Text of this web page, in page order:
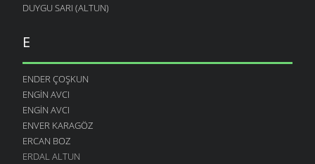
DUYGU SARI (ALTUN)
E
ENDER ÇOŞKUN
ENGIN AVCI
ENGIN AVCI
ENVER KARAGÖZ
ERCAN BOZ
ERDAL ALTUN